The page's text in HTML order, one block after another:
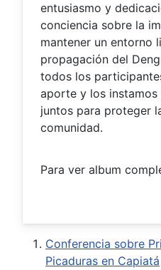
entusiasmo y
conciencia sobre la
mantener un entorno
propagación del
todos los
aporte y los
juntos para proteger
comunidad.
Para ver album
Conferencia sobre
Picaduras en Capiatá